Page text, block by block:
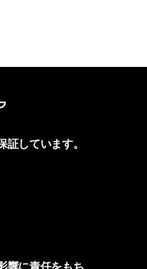
しています。